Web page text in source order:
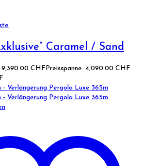
Caramel / Sand
9,390.00 CHF Preisspanne: 4,090.00 CHF